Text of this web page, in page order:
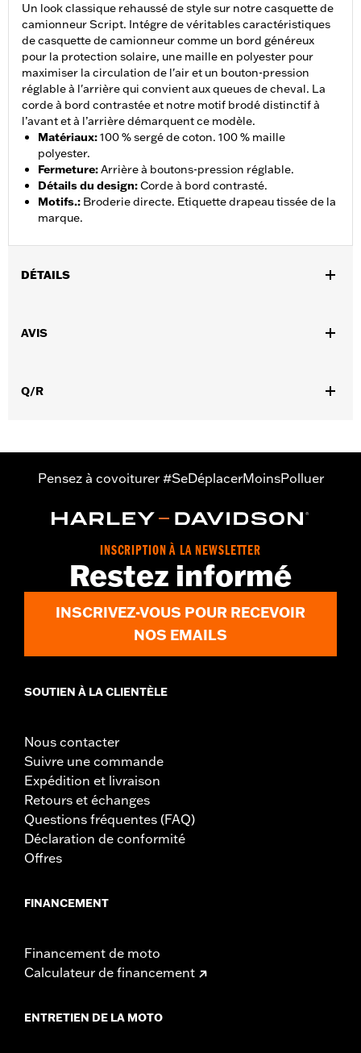
Un look classique rehaussé de style sur notre casquette de
camionneur Script. Intégre de véritables caractéristiques
de casquette de camionneur comme un bord généreux
pour la protection solaire, une maille en polyester pour
maximiser la circulation de l'air et un bouton-pression
réglable à l'arrière qui convient aux queues de cheval. La
corde à bord contrastée et notre motif brodé distinctif à
l’avant et à l’arrière démarquent ce modèle.
Matériaux:100 % sergé de coton. 100 % maille
polyester.
Fermeture:Arrière à boutons-pression réglable.
Détails du design:Corde à bord contrasté.
Motifs.: Broderie directe. Etiquette drapeau tissée de la
marque.
DÉTAILS
GARANTIE:
www.h-
AVIS
Q/R
Pensez à covoiturer #SeDéplacerMoinsPolluer
INSCRIPTION À LA NEWSLETTER
Restez informé
INSCRIVEZ-VOUS POUR RECEVOIR
NOS EMAILS
SOUTIEN À LA CLIENTÈLE
Nous contacter
Suivre une commande
Expédition et livraison
Retours et échanges
Questions fréquentes (FAQ)
Déclaration de conformité
Offres
FINANCEMENT
Financement de moto
Calculateur de financement
ENTRETIEN DE LA MOTO